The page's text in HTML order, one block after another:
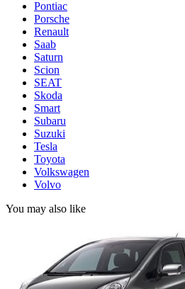
Pontiac
Porsche
Renault
Saab
Saturn
Scion
SEAT
Skoda
Smart
Subaru
Suzuki
Tesla
Toyota
Volkswagen
Volvo
You may also like